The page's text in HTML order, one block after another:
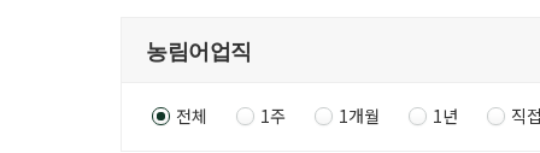
전체 1주 1개월 1년 직